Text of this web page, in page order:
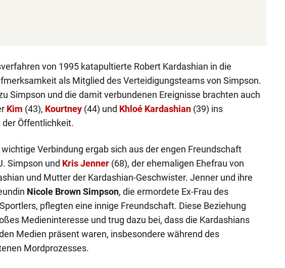
von 1995 katapultierte Robert Kardashian in die
als Mitglied des Verteidigungsteams von Simpson.
Simpson und die damit verbundenen Ereignisse brachten auch
Kim (43), Kourtney(44) und Khloé Kardashian(39) ins
der Öffentlichkeit.
Verbindung ergab sich aus der engen Freundschaft
Simpson und Kris Jenner(68), der ehemaligen Ehefrau von
und Mutter der Kardashian-Geschwister. Jenner und ihre
Nicole Brown Simpson, die ermordete Ex-Frau des
pflegten eine innige Freundschaft. Diese Beziehung
Medieninteresse und trug dazu bei, dass die Kardashians
Medien präsent waren, insbesondere während des
Mordprozesses.